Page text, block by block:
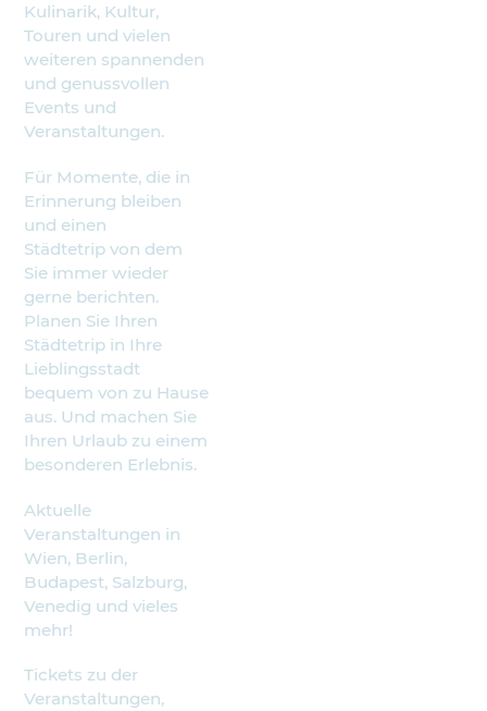
Kulinarik, Kultur,
Touren und vielen
weiteren spannenden
und genussvollen
Events und
Veranstaltungen.
Für Momente, die in
Erinnerung bleiben
und einen
Städtetrip von dem
Sie immer wieder
gerne berichten.
Planen Sie Ihren
Städtetrip in Ihre
Lieblingsstadt
bequem von zu Hause
aus. Und machen Sie
Ihren Urlaub zu einem
besonderen Erlebnis.
Aktuelle
Veranstaltungen in
Wien, Berlin,
Budapest, Salzburg,
Venedig und vieles
mehr!
Tickets zu der
Veranstaltungen,